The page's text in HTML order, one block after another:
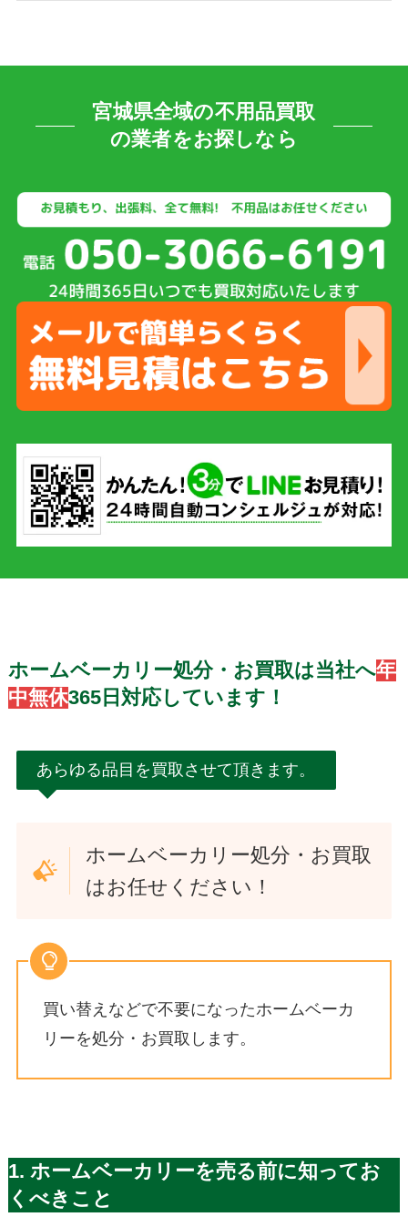
宮城県全域の不用品買取
の業者をお探しなら
ホームベーカリー処分・お買取は当社へ年
中無休365日対応しています！
あらゆる品目を買取させて頂きます。
ホームベーカリー処分・お買取
はお任せください！
買い替えなどで不要になったホームベーカ
リーを処分・お買取します。
1. ホームベーカリーを売る前に知ってお
くべきこと